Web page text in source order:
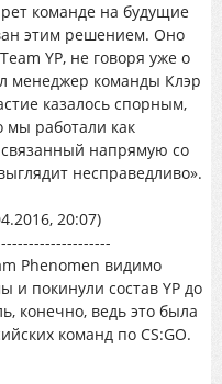
команде на будущие
этим решением. Оно
YP, не говоря уже о
менеджер команды Клэр
казалось спорным,
мы работали как
напрямую со
несправедливо».
20:07)
Phenomen видимо
и покинули состав YP до
конечно, ведь это была
команд по CS:GO.